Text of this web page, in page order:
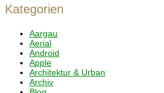
Kategorien
Aargau
Aerial
Android
Apple
Architektur & Urban
Archiv